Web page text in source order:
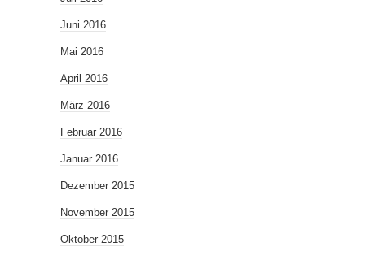
Juni 2016
Mai 2016
April 2016
März 2016
Februar 2016
Januar 2016
Dezember 2015
November 2015
Oktober 2015